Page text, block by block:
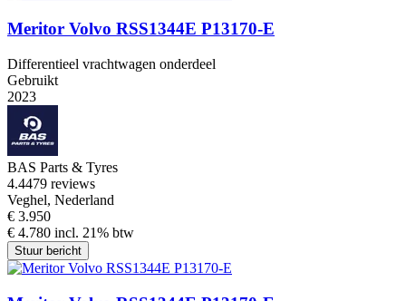
Meritor Volvo RSS1344E P13170-E
Differentieel vrachtwagen onderdeel
Gebruikt
2023
BAS Parts & Tyres
4.4479 reviews
Veghel, Nederland
€ 3.950
€ 4.780 incl. 21% btw
Stuur bericht